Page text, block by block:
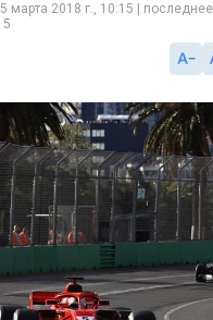
марта 2018 г., 10:15 |